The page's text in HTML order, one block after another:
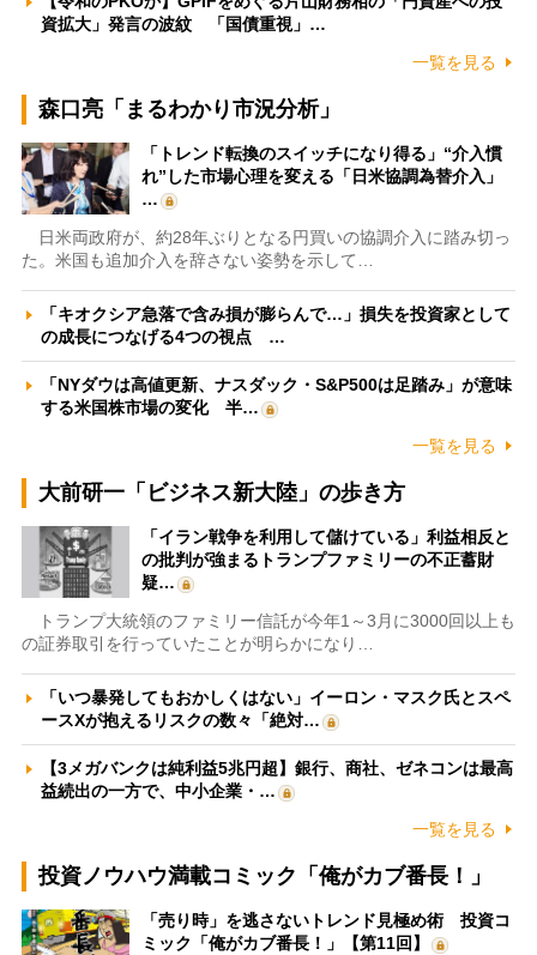
資拡大」発言の波紋 「国債重視」…
一覧を見る
森口亮「まるわかり市況分析」
「トレンド転換のスイッチになり得る」“介入慣
れ”した市場心理を変える「日米協調為替介入」
…
日米両政府が、約28年ぶりとなる円買いの協調介入に踏み切っ
た。米国も追加介入を辞さない姿勢を示して…
「キオクシア急落で含み損が膨らんで…」損失を投資家として
の成長につなげる4つの視点 …
「NYダウは高値更新、ナスダック・S&P500は足踏み」が意味
する米国株市場の変化 半…
一覧を見る
大前研一「ビジネス新大陸」の歩き方
「イラン戦争を利用して儲けている」利益相反と
の批判が強まるトランプファミリーの不正蓄財
疑…
トランプ大統領のファミリー信託が今年1～3月に3000回以上も
の証券取引を行っていたことが明らかになり…
「いつ暴発してもおかしくはない」イーロン・マスク氏とスペ
ースXが抱えるリスクの数々「絶対…
【3メガバンクは純利益5兆円超】銀行、商社、ゼネコンは最高
益続出の一方で、中小企業・…
一覧を見る
投資ノウハウ満載コミック「俺がカブ番長！」
「売り時」を逃さないトレンド見極め術 投資コ
ミック「俺がカブ番長！」【第11回】